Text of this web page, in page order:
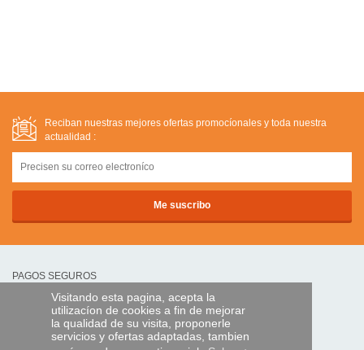
Visitando esta pagina, acepta la
utilizacíon de cookies a fin de mejorar
la qualidad de su visita, proponerle
servicios y ofertas adaptadas, tambien
Reciban nuestras mejores ofertas promocíonales y toda nuestra
actualidad :
PAGOS SEGUROS
transferencia bancaria